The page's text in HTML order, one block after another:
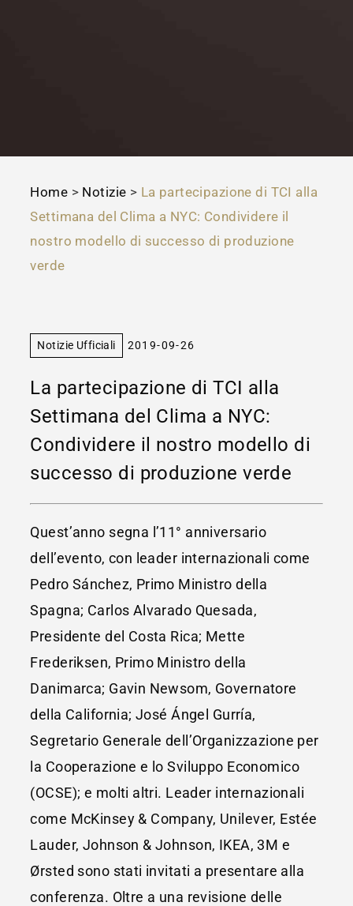
Home > Notizie > La partecipazione di TCI alla
Settimana del Clima a NYC: Condividere il
nostro modello di successo di produzione
verde
Notizie Ufficiali 2019-09-26
La partecipazione di TCI alla
Settimana del Clima a NYC:
Condividere il nostro modello di
successo di produzione verde
Quest’anno segna l’11° anniversario
dell’evento, con leader internazionali come
Pedro Sánchez, Primo Ministro della
Spagna; Carlos Alvarado Quesada,
Presidente del Costa Rica; Mette
Frederiksen, Primo Ministro della
Danimarca; Gavin Newsom, Governatore
della California; José Ángel Gurría,
Segretario Generale dell’Organizzazione per
la Cooperazione e lo Sviluppo Economico
(OCSE); e molti altri. Leader internazionali
come McKinsey & Company, Unilever, Estée
Lauder, Johnson & Johnson, IKEA, 3M e
Ørsted sono stati invitati a presentare alla
conferenza. Oltre a una revisione delle